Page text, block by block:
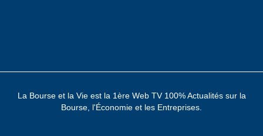
La Bourse et la Vie est la 1ère Web TV 100% Actualités sur la
Bourse, l'Économie et les Entreprises.